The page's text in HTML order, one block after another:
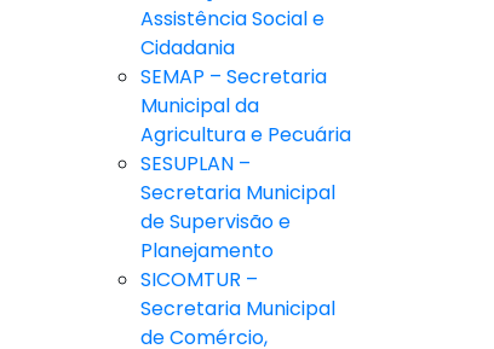
Assistência Social e
Cidadania
SEMAP – Secretaria
Municipal da
Agricultura e Pecuária
SESUPLAN –
Secretaria Municipal
de Supervisão e
Planejamento
SICOMTUR –
Secretaria Municipal
de Comércio,